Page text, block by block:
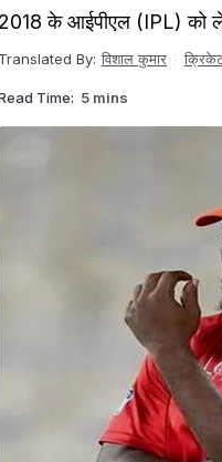
2018 के आईपीएल (IPL) को
Translated By: विशाल कुमार
Time: 5 mins